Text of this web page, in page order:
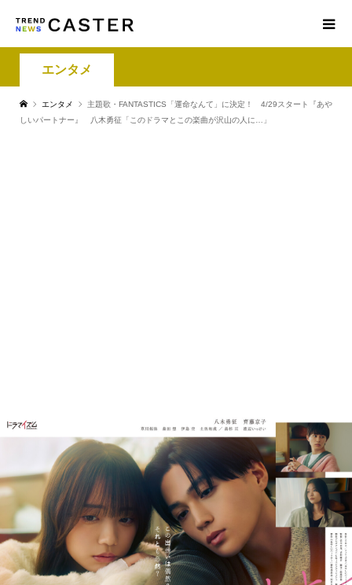
エンタメ
エンタメ
主題歌・FANTASTICS「運命なんて」に決定！ 4/29スタート『あや
しいパートナー』 八木勇征「このドラマとこの楽曲が沢山の人に…」